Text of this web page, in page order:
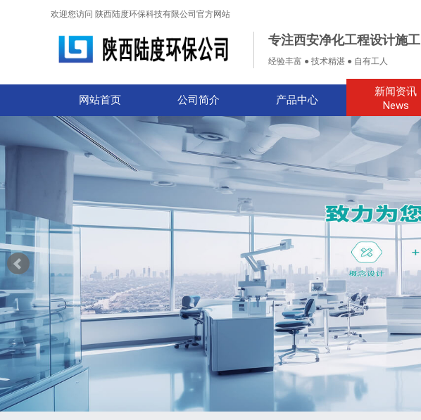
欢迎您访问 陕西陆度环保科技有限公司官方网站
专注西安净化工程设计施工
经验丰富 ● 技术精湛 ● 自有工人
网站首页 公司简介 产品中心
新闻资讯
News